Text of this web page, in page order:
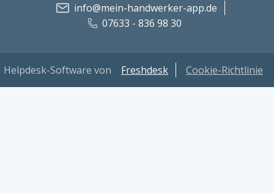
info@mein-handwerker-app.de
07633 - 836 98 30
Helpdesk-Software von Freshdesk Cookie-Richtlinie